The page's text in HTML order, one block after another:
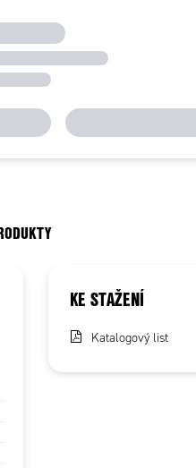
KE STAŽENÍ
Katalogový list